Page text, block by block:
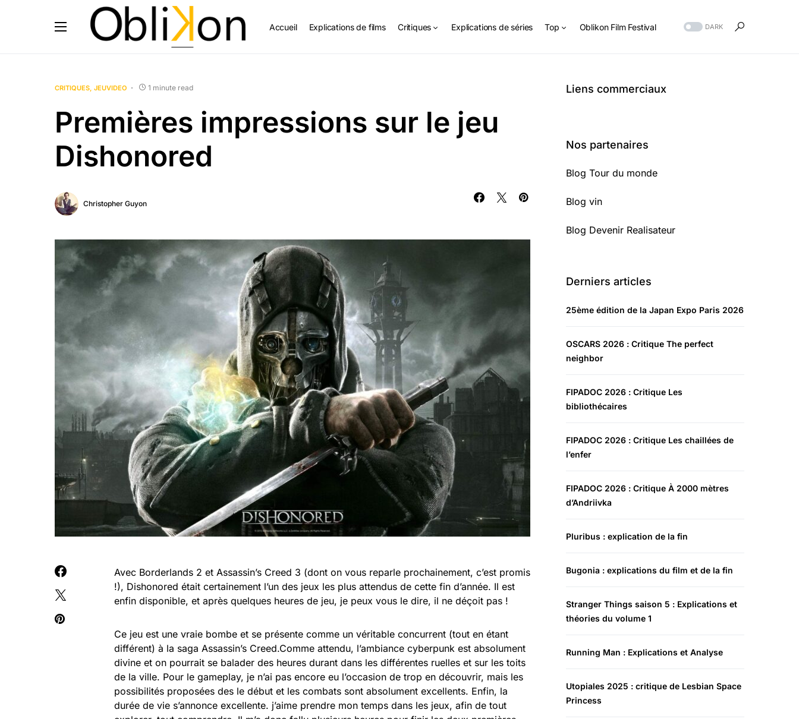
Accueil Explications de films Critiques Explications de séries Top Oblikon Film Festival DARK
CRITIQUES JEUVIDEO 1 minute read
Premières impressions sur le jeu
Dishonored
Christopher Guyon
Avec Borderlands 2 et Assassin’s Creed 3 (dont on vous reparle prochainement, c’est promis
!), Dishonored était certainement l’un des jeux les plus attendus de cette fin d’année. Il est
enfin disponible, et après quelques heures de jeu, je peux vous le dire, il ne déçoit pas !
Ce jeu est une vraie bombe et se présente comme un véritable concurrent (tout en étant
différent) à la saga Assassin’s Creed.Comme attendu, l’ambiance cyberpunk est absolument
divine et on pourrait se balader des heures durant dans les différentes ruelles et sur les toits
de la ville. Pour le gameplay, je n’ai pas encore eu l’occasion de trop en découvrir, mais les
possibilités proposées des le début et les combats sont absolument excellents. Enfin, la
durée de vie s’annonce excellente. j’aime prendre mon temps dans les jeux, afin de tout
Liens commerciaux
Nos partenaires
Blog Tour du monde
Blog vin
Blog Devenir Realisateur
Derniers articles
25ème édition de la Japan Expo Paris 2026
OSCARS 2026 : Critique The perfect
neighbor
FIPADOC 2026 : Critique Les
bibliothécaires
FIPADOC 2026 : Critique Les chaillées de
l’enfer
FIPADOC 2026 : Critique À 2000 mètres
d’Andriivka
Pluribus : explication de la fin
Bugonia : explications du film et de la fin
Stranger Things saison 5 : Explications et
théories du volume 1
Running Man : Explications et Analyse
Utopiales 2025 : critique de Lesbian Space
Princess